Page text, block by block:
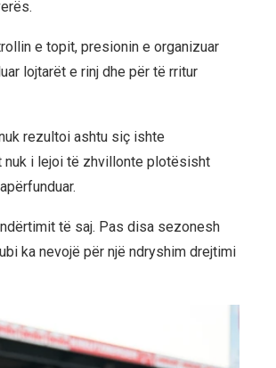
e topit, presionin e organizuar
lojtarët e rinj dhe për të rritur
rezultoi ashtu siç ishte
nuk i lejoi të zhvillonte plotësisht
të saj. Pas disa sezonesh
ka nevojë për një ndryshim drejtimi